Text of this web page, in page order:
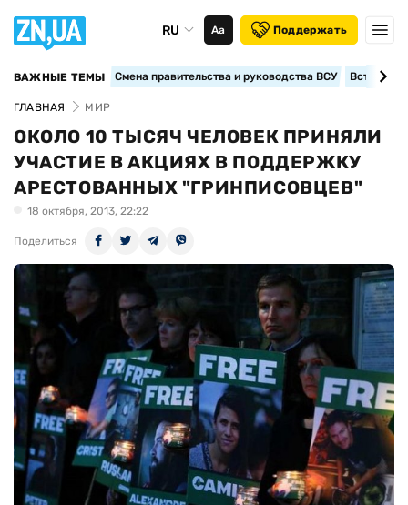
RU Аа Поддержать
ВАЖНЫЕ ТЕМЫ Смена правительства и руководства ВСУ
ГЛАВНАЯ МИР
ОКОЛО 10 ТЫСЯЧ ЧЕЛОВЕК ПРИНЯЛИ
УЧАСТИЕ В АКЦИЯХ В ПОДДЕРЖКУ
АРЕСТОВАННЫХ "ГРИНПИСОВЦЕВ"
18 октября, 2013, 22:22
Поделиться